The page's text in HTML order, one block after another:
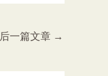
后一篇文章 →